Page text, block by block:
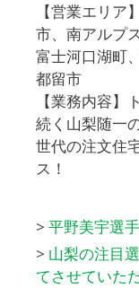
【営業エリア
市、南アルプ
富士河口湖町
都留市
【業務内容】
続く山梨随一
世代の注文住
ス！
> 平野美宇選
> 山梨の注目
てさせていた